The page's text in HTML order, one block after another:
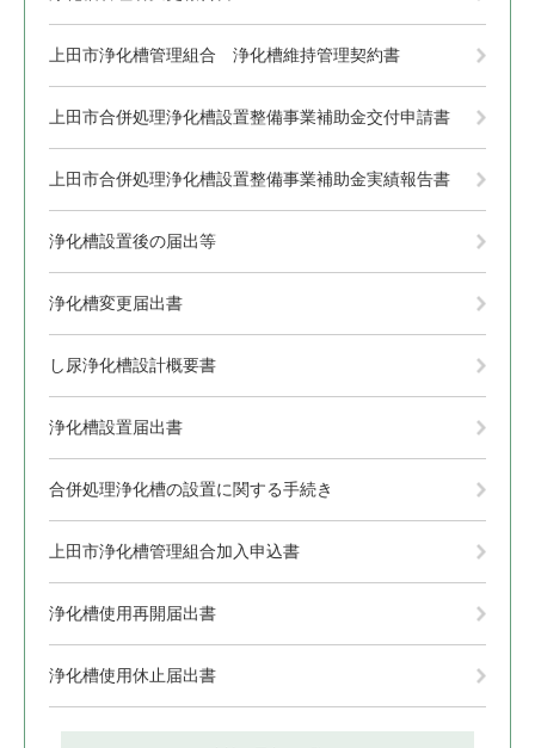
上田市浄化槽管理組合 浄化槽維持管理契約書
上田市合併処理浄化槽設置整備事業補助金交付申請書
上田市合併処理浄化槽設置整備事業補助金実績報告書
浄化槽設置後の届出等
浄化槽変更届出書
し尿浄化槽設計概要書
浄化槽設置届出書
合併処理浄化槽の設置に関する手続き
上田市浄化槽管理組合加入申込書
浄化槽使用再開届出書
浄化槽使用休止届出書